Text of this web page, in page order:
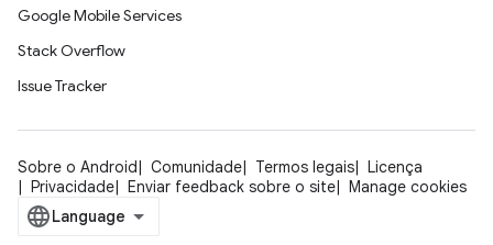
Google Mobile Services
Stack Overflow
Issue Tracker
Sobre o Android Comunidade Termos legais
Licença
Privacidade
Enviar feedback sobre o site Manage cookies